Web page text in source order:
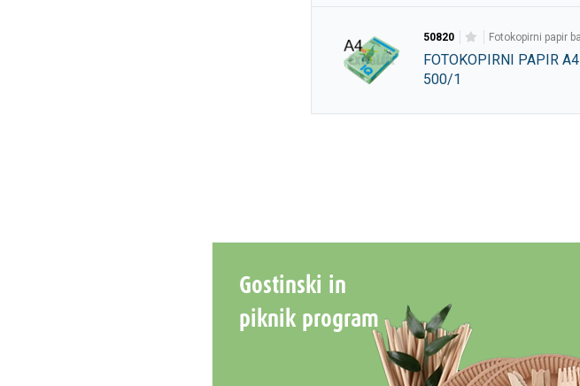
50820 fotokopirni papir
FOTOKOPIRNI PAPIR
500/1
Gostinski in
piknik program